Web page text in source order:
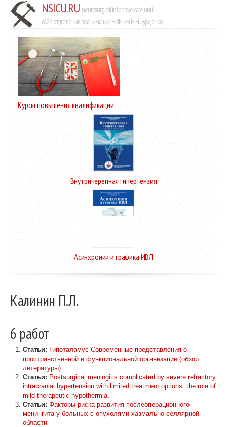
NSICU.RU neurosurgical intensive care unit
сайт отделения реанимации НИИ им Н.Н. Бурденко
Курсы повышения квалификации
Внутричерепная гипертензия
Асинхронии и графика ИВЛ
Калинин П.Л.
6 работ
Статьи: Гипоталамус Современные представления о
пространственной и функциональной организации (обзор
литературы)
Статьи: Postsurgical meningitis complicated by severe refractory
intracranial hypertension with limited treatment options: the role of
mild therapeutic hypothermia.
Статьи: Факторы риска развития послеоперационного
менингита у больных с опухолями хазмально-селлярной
области